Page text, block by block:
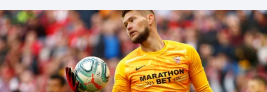
Atletika
Cyklistika
DALŠÍ SPORTY